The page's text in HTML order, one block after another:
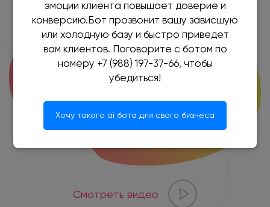
Смотреть видео
эмоции клиента повышает доверие и
конверсию.Бот прозвонит вашу зависшую
или холодную базу и быстро приведет
вам клиентов. Поговорите с ботом по
номеру +7 (988) 197-37-66, чтобы
убедиться!
Хочу такого ai бота для свого бизнеса